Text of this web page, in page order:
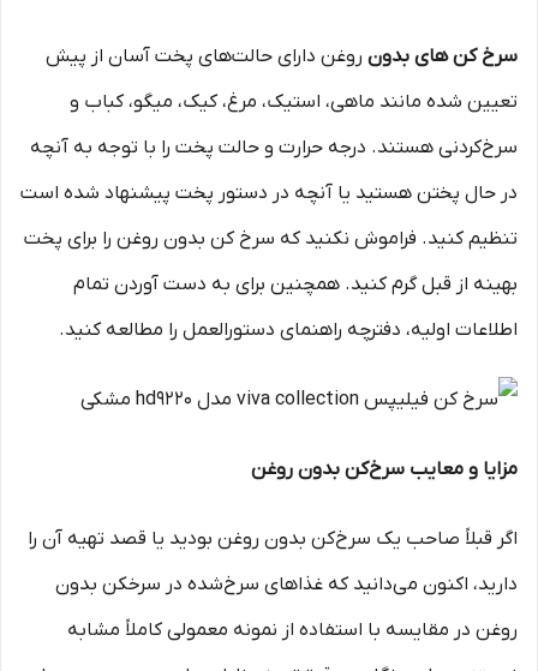
سرخ کن های بدون روغن دارای حالت‌های پخت آسان از پیش
تعیین شده مانند ماهی، استیک، مرغ، کیک، میگو، کباب و
سرخ‌کردنی هستند. درجه حرارت و حالت پخت را با توجه به آنچه
در حال پختن هستید یا آنچه در دستور پخت پیشنهاد شده است
تنظیم کنید. فراموش نکنید که سرخ کن بدون روغن را برای پخت
بهینه از قبل گرم کنید. همچنین برای به دست آوردن تمام
اطلاعات اولیه، دفترچه راهنمای دستورالعمل را مطالعه کنید.
مزایا و معایب سرخ‌کن بدون روغن
اگر قبلاً صاحب یک سرخ‌کن بدون روغن بودید یا قصد تهیه آن را
دارید، اکنون می‌دانید که غذاهای سرخ‌شده در سرخ­کن بدون
روغن در مقایسه با استفاده از نمونه معمولی کاملاً مشابه